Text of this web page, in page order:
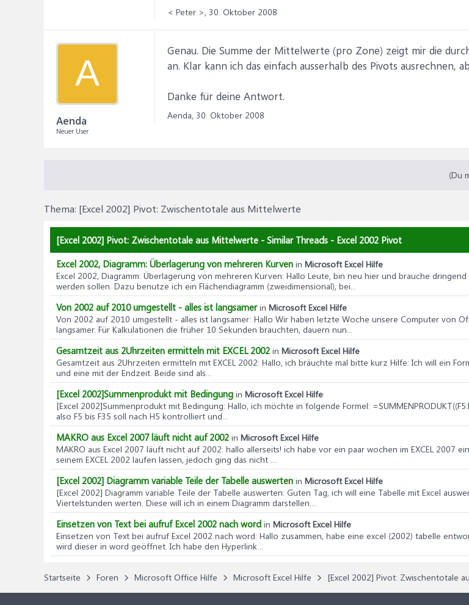
< Peter >, 30. Oktober 2008
A
Aenda
Neuer User
Genau. Die Summe der Mittelwerte (pro Zone) zeigt mir die
an. Klar kann ich das einfach ausserhalb des Pivots ausrechnen,
Danke für deine Antwort.
Aenda, 30. Oktober 2008
(Du
Thema: [Excel 2002] Pivot: Zwischentotale aus Mittelwerte
[Excel 2002] Pivot: Zwischentotale aus Mittelwerte - Similar Threads - Excel 2002 Pivot
Excel 2002, Diagramm: Überlagerung von mehreren Kurven in Microsoft Excel Hilfe
Excel 2002, Diagramm: Überlagerung von mehreren Kurven: Hallo Leute, bin neu hier und brauche
werden sollen. Dazu benutze ich ein Flächendiagramm (zweidimensional), bei...
Von 2002 auf 2010 umgestellt - alles ist langsamerin Microsoft Excel Hilfe
Von 2002 auf 2010 umgestellt - alles ist langsamer: Hallo Wir haben letzte Woche unsere Computer von
langsamer. Für Kalkulationen die früher 10 Sekunden brauchten, dauern nun...
Gesamtzeit aus 2Uhrzeiten ermitteln mit EXCEL 2002 in Microsoft Excel Hilfe
Gesamtzeit aus 2Uhrzeiten ermitteln mit EXCEL 2002: Hallo, ich bräuchte mal bitte kurz Hilfe: Ich will ein
und eine mit der Endzeit. Beide sind als...
[Excel 2002]Summenprodukt mit Bedingung in Microsoft Excel Hilfe
[Excel 2002]Summenprodukt mit Bedingung: Hallo, ich möchte in folgende Formel:
also F5 bis F35 soll nach H5 kontrolliert und...
MAKRO aus Excel 2007 läuft nicht auf 2002 in Microsoft Excel Hilfe
MAKRO aus Excel 2007 läuft nicht auf 2002: hallo allerseits! ich habe vor ein paar wochen im EXCEL 2007
seinem EXCEL 2002 laufen lassen, jedoch ging das nicht ....
[Excel 2002] Diagramm variable Teile der Tabelle auswerten in Microsoft Excel Hilfe
[Excel 2002] Diagramm variable Teile der Tabelle auswerten: Guten Tag, ich will eine Tabelle mit Excel
Viertelstunden werten. Diese will ich in einem Diagramm darstellen....
Einsetzen von Text bei aufruf Excel 2002 nach word in Microsoft Excel Hilfe
Einsetzen von Text bei aufruf Excel 2002 nach word: Hallo zusammen, habe eine excel (2002) tabelle
wird dieser in word geöffnet. Ich habe den Hyperlink...
Startseite Foren Microsoft Office Hilfe Microsoft Excel Hilfe [Excel 2002] Pivot: Zwischentotale